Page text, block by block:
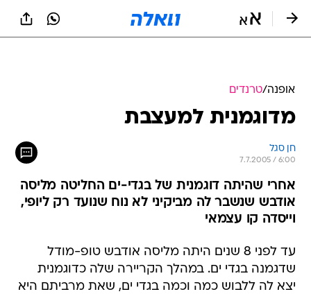
אופנה/טרנדים
מדוגמנית למעצבת
חן סגל
7.7.2005 / 6:00
אחרי שהיתה דוגמנית של בגדי-ים החליטה מליסה
אודבש שנשבר לה מביקיני לא נוח שנועד רק ליופי,
וייסדה קו עצמאי
עד לפני 8 שנים היתה מליסה אודבש טופ-מודל
שדגמנה בגדי ים. במהלך הקריירה שלה כדוגמנית
יצא לה ללבוש כמה וכמה בגדי ים, שאת מרביתם היא